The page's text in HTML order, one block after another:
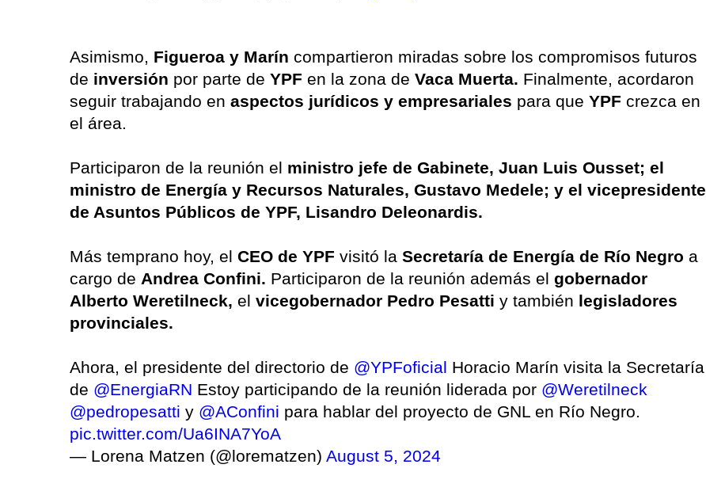
Asimismo, Figueroa y Marín compartieron miradas sobre los compromisos futuros
de inversión por parte de YPF en la zona de Vaca Muerta. Finalmente, acordaron
seguir trabajando en aspectos jurídicos y empresariales para que YPF crezca en
el área.
Participaron de la reunión el ministro jefe de Gabinete, Juan Luis Ousset; el
ministro de Energía y Recursos Naturales, Gustavo Medele; y el vicepresidente
de Asuntos Públicos de YPF, Lisandro Deleonardis.
Más temprano hoy, el CEO de YPF visitó la Secretaría de Energía de Río Negro a
cargo de Andrea Confini. Participaron de la reunión además el gobernador
Alberto Weretilneck, el vicegobernador Pedro Pesatti y también legisladores
provinciales.
Ahora, el presidente del directorio de @YPFoficial Horacio Marín visita la Secretaría
de @EnergiaRN Estoy participando de la reunión liderada por @Weretilneck
@pedropesatti y @AConfini para hablar del proyecto de GNL en Río Negro.
pic.twitter.com/Ua6INA7YoA
— Lorena Matzen (@lorematzen) August 5, 2024